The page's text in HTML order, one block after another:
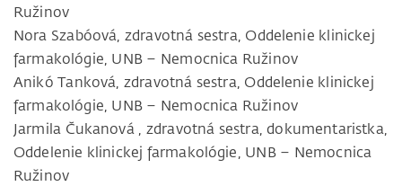
Ružinov
Nora Szabóová, zdravotná sestra, Oddelenie klinickej
farmakológie, UNB – Nemocnica Ružinov
Anikó Tanková, zdravotná sestra, Oddelenie klinickej
farmakológie, UNB – Nemocnica Ružinov
Jarmila Čukanová , zdravotná sestra, dokumentaristka,
Oddelenie klinickej farmakológie, UNB – Nemocnica
Ružinov